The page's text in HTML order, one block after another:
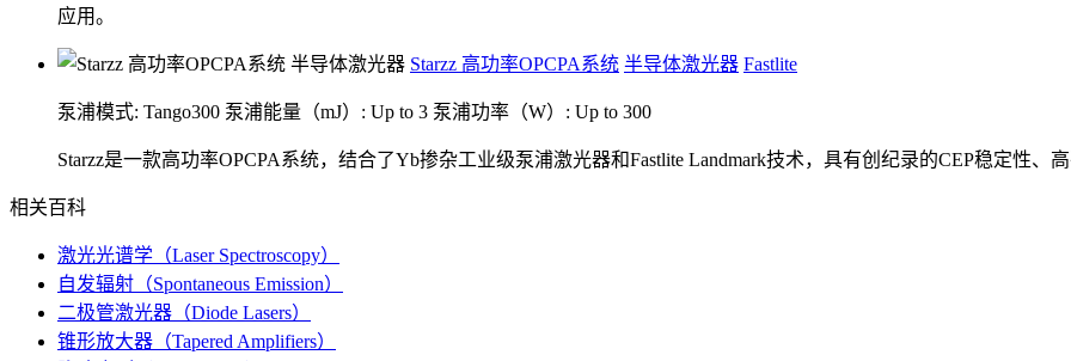
应用。
Starzz 高功率OPCPA系统 半导体激光器 Fastlite
泵浦模式: Tango300 泵浦能量（mJ）: Up to 3 泵浦功率（W）: Up to 300
Starzz是一款高功率OPCPA系统，结合了Yb掺杂工业级泵浦激光器和Fastlite Landmark技术，具有创纪录的CEP稳定性、
相关百科
激光光谱学（Laser Spectroscopy）
自发辐射（Spontaneous Emission）
二极管激光器（Diode Lasers）
锥形放大器（Tapered Amplifiers）